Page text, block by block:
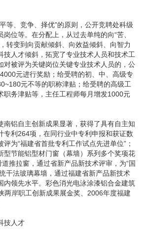
、竞争、择优”的原则，公开竞聘处科级
位等。在分配上，从过去单纯的向“苦、
转变到向贡献倾斜、向效益倾斜、向智力
技人才倾斜，拓宽了专业技术人员和技术工
对被评为关键岗位关键专业技术人员的，公
元进行奖励；给受聘的初、中、高级专
元不等的职称津贴；给受聘的高级工
职务津贴等，主任工程师每月增发1000元
铝自主创新成果显著，获得了具有自主知
专利264项，在同行业中专利申报和获证数
为“福建省首批专利工作试点先进单位”；
型节能铝型材门窗（幕墙）系列多个奖项花
推拉窗，通过省新产品新技术评审，为“国
干法玻璃幕墙，通过福建省新产品新技术
内领先水平。彩色消光电泳涂漆铝合金建筑
两岸职工创新成果展金奖、2006年度福建
人才